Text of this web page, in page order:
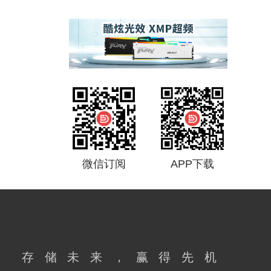
微信订阅 APP下载
存储未来，赢得先机